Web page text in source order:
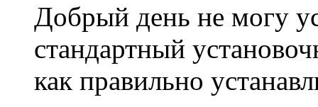
Добрый день не могу
стандартный
как правильно